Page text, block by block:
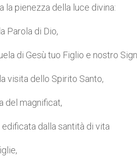
la pienezza della luce divina:
Parola di Dio,
di Gesù tuo Figlio e nostro
visita dello Spirito Santo,
del magnificat,
dalla santità di vita